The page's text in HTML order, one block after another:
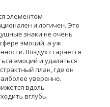
элементом
и логичен. Это
знаки не очень
эмоций, а уж
Воздух старается
эмоций и удаляться
план, где он
уверенно.
вдоль
вглубь.